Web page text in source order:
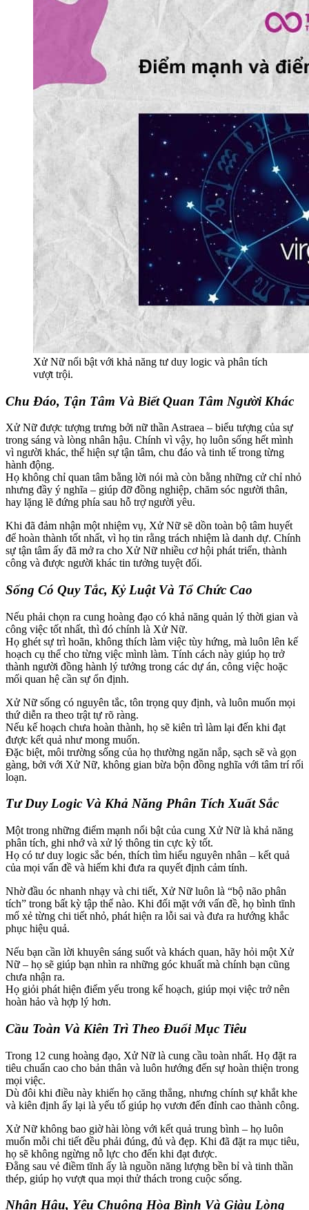
Xử Nữ nổi bật với khả năng tư duy logic và phân tích
vượt trội.
Chu Đáo, Tận Tâm Và Biết Quan Tâm Người Khác
Xử Nữ được tượng trưng bởi nữ thần Astraea – biểu tượng của sự
trong sáng và lòng nhân hậu. Chính vì vậy, họ luôn sống hết mình
vì người khác, thể hiện sự tận tâm, chu đáo và tinh tế trong từng
hành động.
Họ không chỉ quan tâm bằng lời nói mà còn bằng những cử chỉ nhỏ
nhưng đầy ý nghĩa – giúp đỡ đồng nghiệp, chăm sóc người thân,
hay lặng lẽ đứng phía sau hỗ trợ người yêu.
Khi đã đảm nhận một nhiệm vụ, Xử Nữ sẽ dồn toàn bộ tâm huyết
để hoàn thành tốt nhất, vì họ tin rằng trách nhiệm là danh dự. Chính
sự tận tâm ấy đã mở ra cho Xử Nữ nhiều cơ hội phát triển, thành
công và được người khác tin tưởng tuyệt đối.
Sống Có Quy Tắc, Kỷ Luật Và Tổ Chức Cao
Nếu phải chọn ra cung hoàng đạo có khả năng quản lý thời gian và
công việc tốt nhất, thì đó chính là Xử Nữ.
Họ ghét sự trì hoãn, không thích làm việc tùy hứng, mà luôn lên kế
hoạch cụ thể cho từng việc mình làm. Tính cách này giúp họ trở
thành người đồng hành lý tưởng trong các dự án, công việc hoặc
mối quan hệ cần sự ổn định.
Xử Nữ sống có nguyên tắc, tôn trọng quy định, và luôn muốn mọi
thứ diễn ra theo trật tự rõ ràng.
Nếu kế hoạch chưa hoàn thành, họ sẽ kiên trì làm lại đến khi đạt
được kết quả như mong muốn.
Đặc biệt, môi trường sống của họ thường ngăn nắp, sạch sẽ và gọn
gàng, bởi với Xử Nữ, không gian bừa bộn đồng nghĩa với tâm trí rối
loạn.
Tư Duy Logic Và Khả Năng Phân Tích Xuất Sắc
Một trong những điểm mạnh nổi bật của cung Xử Nữ là khả năng
phân tích, ghi nhớ và xử lý thông tin cực kỳ tốt.
Họ có tư duy logic sắc bén, thích tìm hiểu nguyên nhân – kết quả
của mọi vấn đề và hiếm khi đưa ra quyết định cảm tính.
Nhờ đầu óc nhanh nhạy và chi tiết, Xử Nữ luôn là “bộ não phân
tích” trong bất kỳ tập thể nào. Khi đối mặt với vấn đề, họ bình tĩnh
mổ xẻ từng chi tiết nhỏ, phát hiện ra lỗi sai và đưa ra hướng khắc
phục hiệu quả.
Nếu bạn cần lời khuyên sáng suốt và khách quan, hãy hỏi một Xử
Nữ – họ sẽ giúp bạn nhìn ra những góc khuất mà chính bạn cũng
chưa nhận ra.
Họ giỏi phát hiện điểm yếu trong kế hoạch, giúp mọi việc trở nên
hoàn hảo và hợp lý hơn.
Cầu Toàn Và Kiên Trì Theo Đuổi Mục Tiêu
Trong 12 cung hoàng đạo, Xử Nữ là cung cầu toàn nhất. Họ đặt ra
tiêu chuẩn cao cho bản thân và luôn hướng đến sự hoàn thiện trong
mọi việc.
Dù đôi khi điều này khiến họ căng thẳng, nhưng chính sự khắt khe
và kiên định ấy lại là yếu tố giúp họ vươn đến đỉnh cao thành công.
Xử Nữ không bao giờ hài lòng với kết quả trung bình – họ luôn
muốn mỗi chi tiết đều phải đúng, đủ và đẹp. Khi đã đặt ra mục tiêu,
họ sẽ không ngừng nỗ lực cho đến khi đạt được.
Đằng sau vẻ điềm tĩnh ấy là nguồn năng lượng bền bỉ và tinh thần
thép, giúp họ vượt qua mọi thử thách trong cuộc sống.
Nhân Hậu, Yêu Chuộng Hòa Bình Và Giàu Lòng